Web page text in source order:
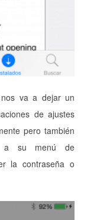
va a dejar un
de ajustes
pero también
a su menú de
la contraseña o